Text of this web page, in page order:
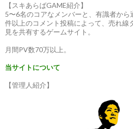
【スキあらばGAME紹介】
5〜6名のコアなメンバーと、有識者か
件以上のコメント投稿によって、売れ線
見を共有するゲームサイト。
月間PV数70万以上。
当サイトについて
【管理人紹介】